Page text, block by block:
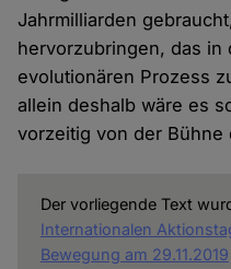
Jahrmilliarden
hervorzubringen, das in
evolutionären Prozess
allein deshalb wäre es
vorzeitig von der
Der vorliegende Text
Internationalen
Bewegung am 29.11.2019